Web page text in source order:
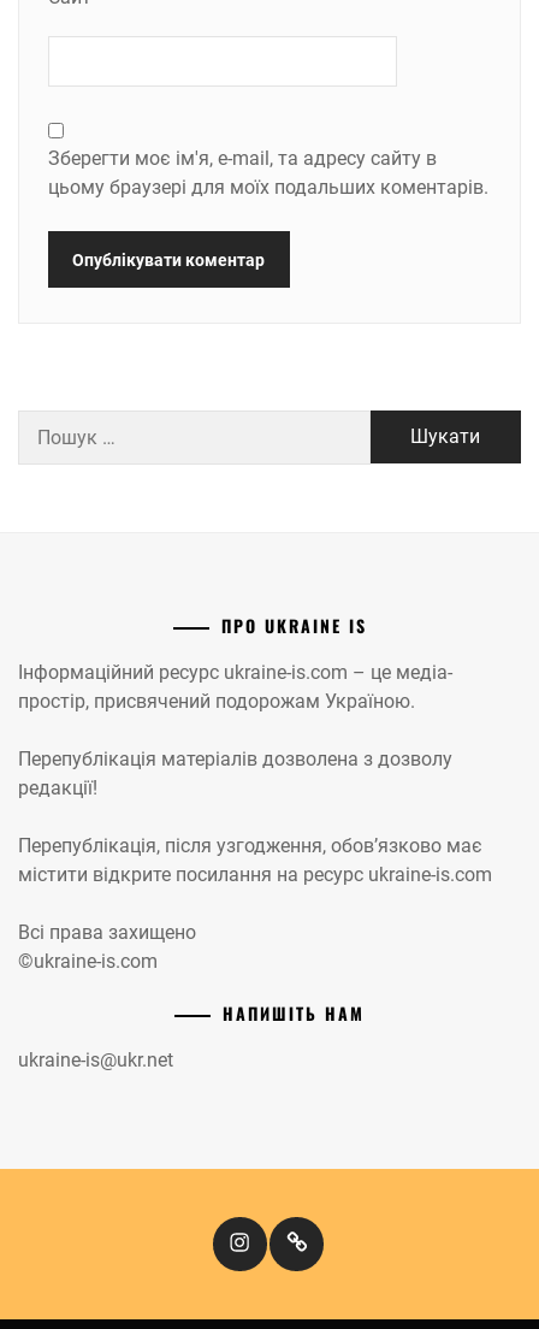
Зберегти моє ім'я, e-mail, та адресу сайту в
цьому браузері для моїх подальших коментарів.
ПРО UKRAINE IS
Інформаційний ресурс ukraine-is.com – це медіа-
простір, присвячений подорожам Україною.
Перепублікація матеріалів дозволена з дозволу
редакції!
Перепублікація, після узгодження, обов’язково має
містити відкрите посилання на ресурс ukraine-is.com
Всі права захищено
©ukraine-is.com
НАПИШІТЬ НАМ
ukraine-is@ukr.net
InstagramКіномандри